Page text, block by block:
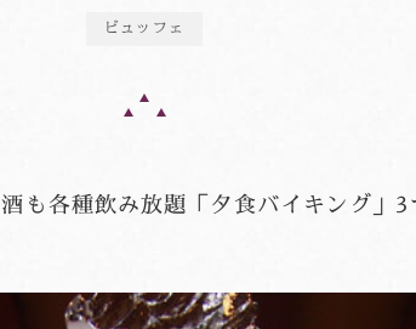
ビュッフェ
も各種飲み放題「夕食バイキング」